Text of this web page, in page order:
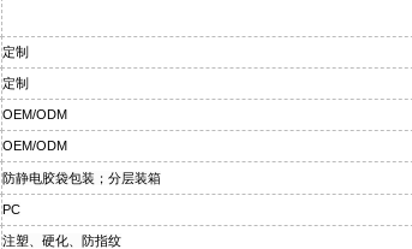
定制
定制
OEM/ODM
OEM/ODM
防静电胶袋包装；分层装箱
PC
注塑、硬化、防指纹